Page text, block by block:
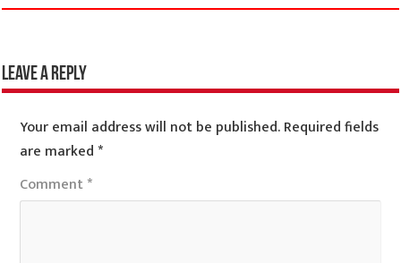
Leave a Reply
Your email address will not be published.Required fields
are marked*
Comment*